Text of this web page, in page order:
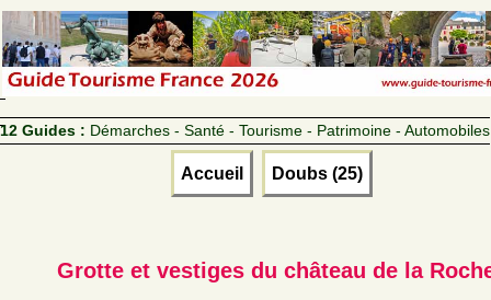
12 Guides : Démarches - Santé - Tourisme - Patrimoine - Automobiles
Accueil Doubs (25)
Grotte et vestiges du château de la